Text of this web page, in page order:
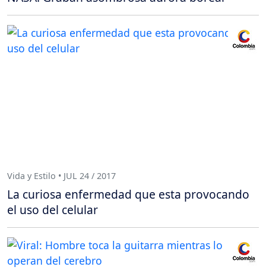
Vida y Estilo • JUL 24 / 2017
La curiosa enfermedad que esta provocando
el uso del celular